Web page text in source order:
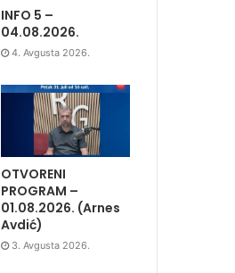
INFO 5 –
04.08.2026.
4. Avgusta 2026.
OTVORENI
PROGRAM –
01.08.2026. (Arnes
Avdić)
3. Avgusta 2026.